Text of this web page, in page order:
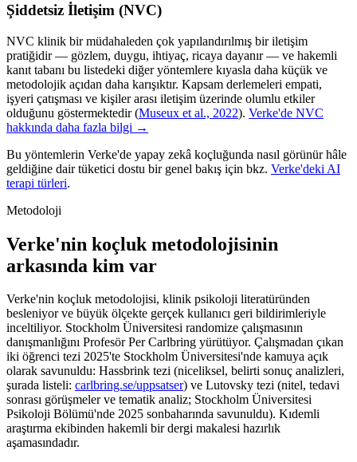
Şiddetsiz İletişim (NVC)
NVC klinik bir müdahaleden çok yapılandırılmış bir iletişim
pratiğidir — gözlem, duygu, ihtiyaç, ricaya dayanır — ve hakemli
kanıt tabanı bu listedeki diğer yöntemlere kıyasla daha küçük ve
metodolojik açıdan daha karışıktır. Kapsam derlemeleri empati,
işyeri çatışması ve kişiler arası iletişim üzerinde olumlu etkiler
olduğunu göstermektedir (Museux et al., 2022). Verke'de NVC
hakkında daha fazla bilgi →
Bu yöntemlerin Verke'de yapay zekâ koçluğunda nasıl görünür hâle
geldiğine dair tüketici dostu bir genel bakış için bkz. Verke'deki AI
terapi türleri.
Metodoloji
Verke'nin koçluk metodolojisinin
arkasında kim var
Verke'nin koçluk metodolojisi, klinik psikoloji literatüründen
besleniyor ve büyük ölçekte gerçek kullanıcı geri bildirimleriyle
inceltiliyor. Stockholm Üniversitesi randomize çalışmasının
danışmanlığını Profesör Per Carlbring yürütüyor. Çalışmadan çıkan
iki öğrenci tezi 2025'te Stockholm Üniversitesi'nde kamuya açık
olarak savunuldu: Hassbrink tezi (niceliksel, belirti sonuç analizleri,
şurada listeli: carlbring.se/uppsatser) ve Lutovsky tezi (nitel, tedavi
sonrası görüşmeler ve tematik analiz; Stockholm Üniversitesi
Psikoloji Bölümü'nde 2025 sonbaharında savunuldu). Kıdemli
araştırma ekibinden hakemli bir dergi makalesi hazırlık
aşamasındadır.